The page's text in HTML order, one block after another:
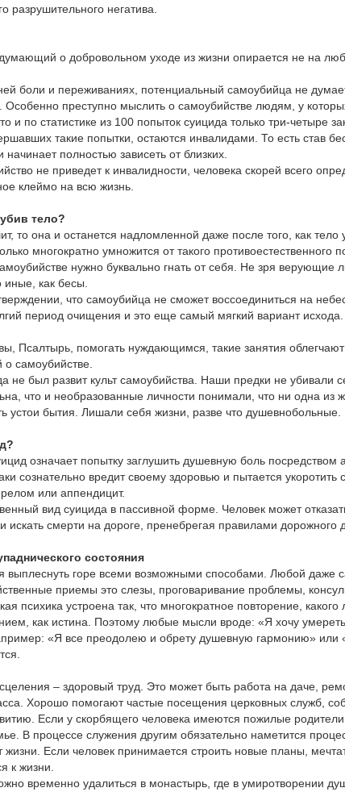
разрушительного негатива.
думающий о добровольном уходе из жизни опирается не на
боли и переживаниях, потенциальный самоубийца не
преступно мыслить о самоубийстве людям, у
и по статистике из 100 попыток суицида только три-четыре
такие попытки, остаются инвалидами. То есть став
полностью зависеть от близких.
не приведет к инвалидности, человека скорей всего
клеймо на всю жизнь.
тело?
то она и останется надломленной даже после того, как тело
многократно умножится от такого противоестественного
нужно буквально гнать от себя. Не зря верующие
как бесы.
что самоубийца не сможет воссоединиться на
период очищения и это еще самый мягкий вариант
Псалтырь, помогать нуждающимся, такие занятия
самоубийстве.
не был развит культ самоубийства. Наши предки не убивали
что и необразованные личности понимали, что ни одна из
устои бытия. Лишали себя жизни, разве что душевнобольные.
означает попытку заглушить душевную боль посредством
сознательно вредит своему здоровью и пытается
или аппендицит.
вид суицида в пассивной форме. Человек может
искать смерти на дороге, пренебрегая правилами дорожного
состояния
выплеснуть горе всеми возможными способами. Любой даже
приемы это слезы, проговаривание проблемы,
психика устроена так, что многократное повторение,
как истина. Поэтому любые мысли вроде: «Я хочу
«Я все преодолею и обрету душевную гармонию» или
– здоровый труд. Это может быть работа на даче,
Хорошо помогают частые посещения церковных служб,
Если у скорбящего человека имеются пожилые
В процессе служения другим обязательно наметится
жизни. Если человек принимается строить новые планы,
к жизни.
временно удалиться в монастырь, где в умиротворении